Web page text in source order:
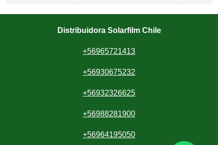
Distribuidora Solarfilm Chile
+56965721413
+56930675232
+56932326625
+56988281900
+56964195050